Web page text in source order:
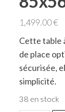
1,499.00€
Cette table
de place
sécurisée,
simplicité.
38 en stock